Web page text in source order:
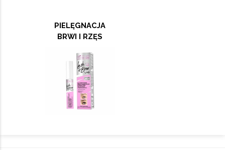
PIELĘGNACJA
BRWI I RZĘS